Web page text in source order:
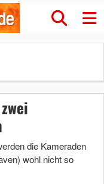
die Kameraden
wohl nicht so